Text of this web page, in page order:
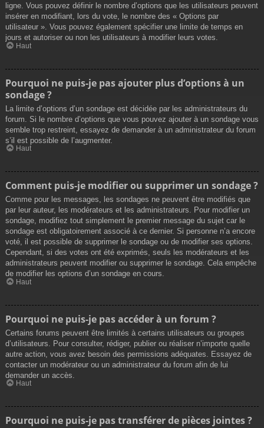
ligne. Vous pouvez définir le nombre d’options que les utilisateurs peuvent
insérer en modifiant, lors du vote, le nombre des « Options par
utilisateur ». Vous pouvez également spécifier une limite de temps en
jours et autoriser ou non les utilisateurs à modifier leurs votes.
Haut
Pourquoi ne puis-je pas ajouter plus d’options à un
sondage ?
La limite d’options d’un sondage est décidée par les administrateurs du
forum. Si le nombre d’options que vous pouvez ajouter à un sondage vous
semble trop restreint, essayez de demander à un administrateur du forum
s’il est possible de l’augmenter.
Haut
Comment puis-je modifier ou supprimer un sondage ?
Comme pour les messages, les sondages ne peuvent être modifiés que
par leur auteur, les modérateurs et les administrateurs. Pour modifier un
sondage, modifiez tout simplement le premier message du sujet car le
sondage est obligatoirement associé à ce dernier. Si personne n’a encore
voté, il est possible de supprimer le sondage ou de modifier ses options.
Cependant, si des votes ont été exprimés, seuls les modérateurs et les
administrateurs peuvent modifier ou supprimer le sondage. Cela empêche
de modifier les options d’un sondage en cours.
Haut
Pourquoi ne puis-je pas accéder à un forum ?
Certains forums peuvent être limités à certains utilisateurs ou groupes
d’utilisateurs. Pour consulter, rédiger, publier ou réaliser n’importe quelle
autre action, vous avez besoin des permissions adéquates. Essayez de
contacter un modérateur ou un administrateur du forum afin de lui
demander un accès.
Haut
Pourquoi ne puis-je pas transférer de pièces jointes ?